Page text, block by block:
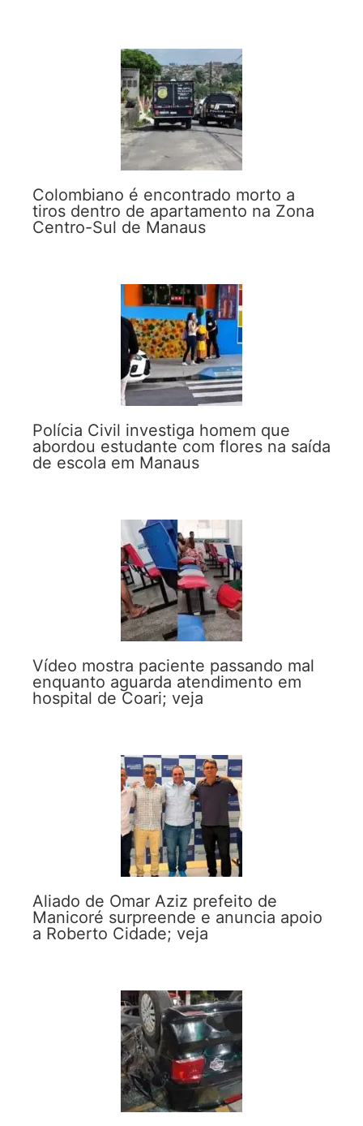
Colombiano é encontrado morto a
tiros dentro de apartamento na Zona
Centro-Sul de Manaus
Polícia Civil investiga homem que
abordou estudante com flores na saída
de escola em Manaus
Vídeo mostra paciente passando mal
enquanto aguarda atendimento em
hospital de Coari; veja
Aliado de Omar Aziz prefeito de
Manicoré surpreende e anuncia apoio
a Roberto Cidade; veja